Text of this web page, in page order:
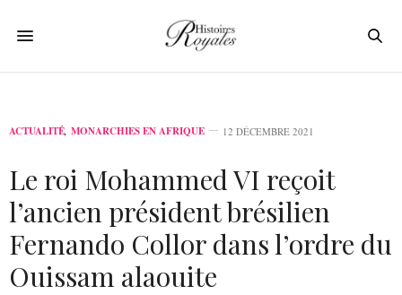
ACTUALITÉ, MONARCHIES EN AFRIQUE 12 DÉCEMBRE 2021
Le roi Mohammed VI reçoit
l’ancien président brésilien
Fernando Collor dans l’ordre du
Ouissam alaouite